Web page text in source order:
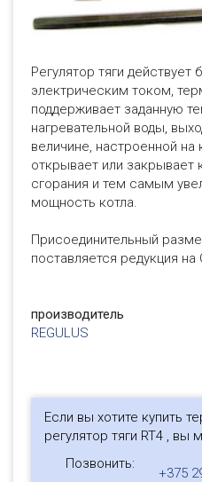
Регулятор тяги действует
электрическим током,
поддерживает заданную
нагревательной воды,
величине, настроенной на
открывает или закрывает
сгорания и тем самым
мощность котла.
Присоединительный
поставляется редукция на
производитель
REGULUS
Если вы хотите купить
регулятор тяги RT4 , вы
Позвонить:
+375